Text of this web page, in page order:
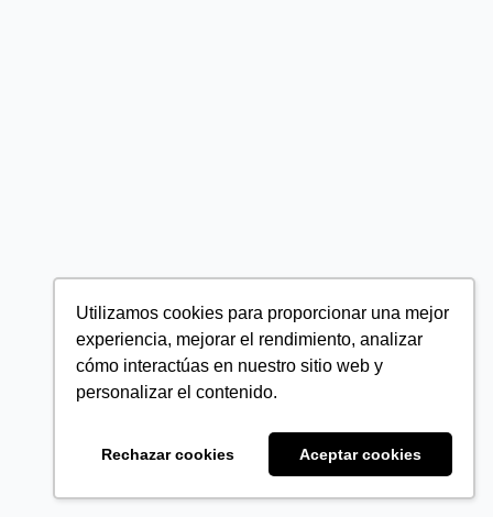
Utilizamos cookies para proporcionar una mejor
experiencia, mejorar el rendimiento, analizar
cómo interactúas en nuestro sitio web y
personalizar el contenido.
Rechazar cookies Aceptar cookies